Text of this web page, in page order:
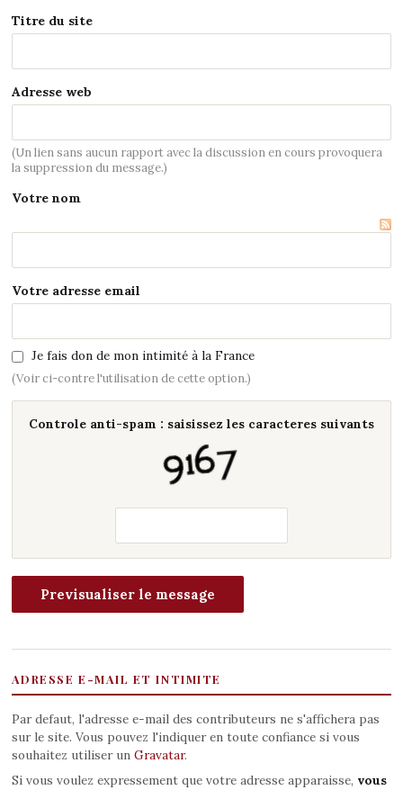
Titre du site
Adresse web
(Un lien sans aucun rapport avec la discussion en cours provoquera
la suppression du message.)
Votre nom
Votre adresse email
Je fais don de mon intimité à la France
(Voir ci-contre l'utilisation de cette option.)
Controle anti-spam : saisissez les caracteres suivants
ADRESSE E-MAIL ET INTIMITE
Par defaut, l'adresse e-mail des contributeurs ne s'affichera pas
sur le site. Vous pouvez l'indiquer en toute confiance si vous
souhaitez utiliser un Gravatar.
Si vous voulez expressement que votre adresse apparaisse, vous